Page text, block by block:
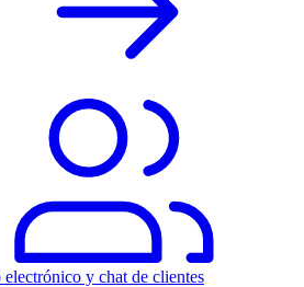
electrónico y chat de clientes